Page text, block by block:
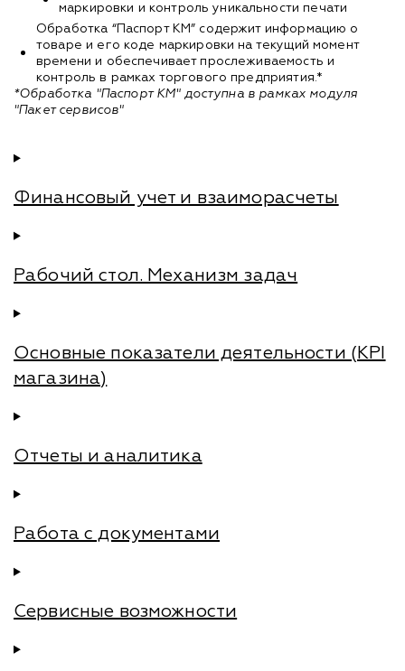
маркировки и контроль уникальности печати
Обработка “Паспорт КМ” содержит информацию о
товаре и его коде маркировки на текущий момент
времени и обеспечивает прослеживаемость и
контроль в рамках торгового предприятия.*
*Обработка "Паспорт КМ" доступна в рамках модуля
"Пакет сервисов"
Финансовый учет и взаиморасчеты
Рабочий стол. Механизм задач
Основные показатели деятельности (KPI
магазина)
Отчеты и аналитика
Работа с документами
Сервисные возможности